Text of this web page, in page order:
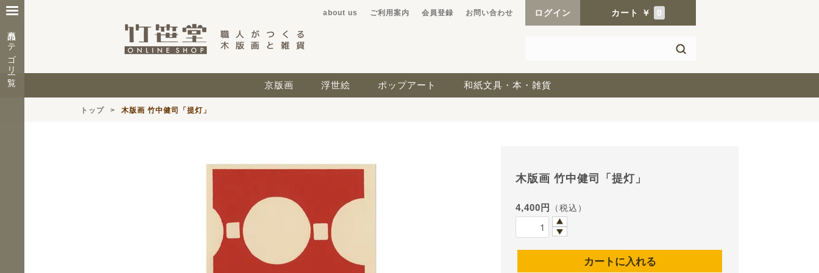
about us ご利用案内 会員登録 お問い合わせ ログイン カート ￥ 0
京版画 浮世絵 ポップアート 和紙文具・本・雑貨
商品カテゴリ一覧
トップ 木版画 竹中健司「提灯」
木版画 竹中健司「提灯」
4,400円 （税込）